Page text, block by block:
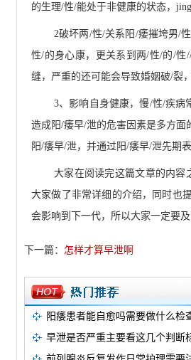
的生理/性/能处于非健康的状态，
2破坏两/性/关系阳/痿摧垮男/
性/的身心康，更关系到两/性/的/
缝，严重的还可能会导致婚姻破/裂
3、影响自身健康，慢/性/疾病
造成阳/痿早/泄的危害因素是多方
阳/痿早/泄，并通过阳/痿早/泄先期表
大家在阅读完这篇文章的内容
大家做了非常详细的介绍，同时也
会影响到下一代，所以大家一定要及
下一篇： 怎样才算早泄啊
阳痿患者能自愈吗需要做什么检
早泄是否严重主要看这几个判断